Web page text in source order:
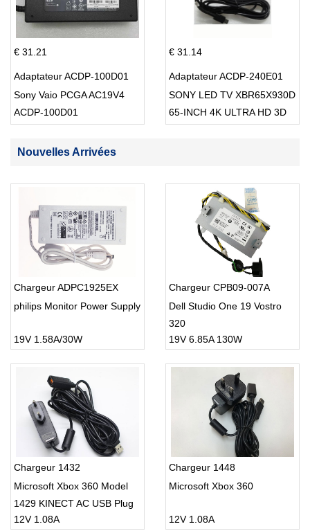
€ 31.21
Adaptateur ACDP-100D01
Sony Vaio PCGA AC19V4
ACDP-100D01
€ 31.14
Adaptateur ACDP-240E01
SONY LED TV XBR65X930D
65-INCH 4K ULTRA HD 3D
Nouvelles Arrivées
Chargeur ADPC1925EX
philips Monitor Power Supply
19V 1.58A/30W
Chargeur CPB09-007A
Dell Studio One 19 Vostro
320
19V 6.85A 130W
Chargeur 1432
Microsoft Xbox 360 Model
1429 KINECT AC USB Plug
12V 1.08A
Chargeur 1448
Microsoft Xbox 360
12V 1.08A